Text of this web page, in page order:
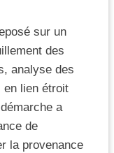
sur un
des
analyse des
en lien étroit
a
de
la provenance